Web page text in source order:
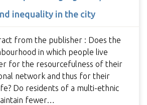
inequality in the city
from the publisher : Does the
in which people live
for the resourcefulness of their
network and thus for their
Do residents of a multi-ethnic
fewer…